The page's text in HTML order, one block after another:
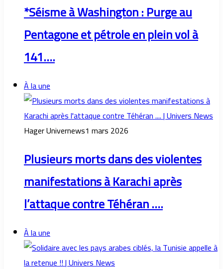
*Séisme à Washington : Purge au
Pentagone et pétrole en plein vol à
141….
À la une
Hager Univernews1 mars 2026
Plusieurs morts dans des violentes
manifestations à Karachi après
l’attaque contre Téhéran ….
À la une